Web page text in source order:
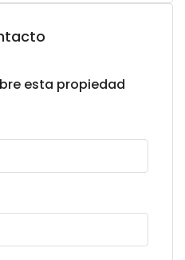
esta propiedad